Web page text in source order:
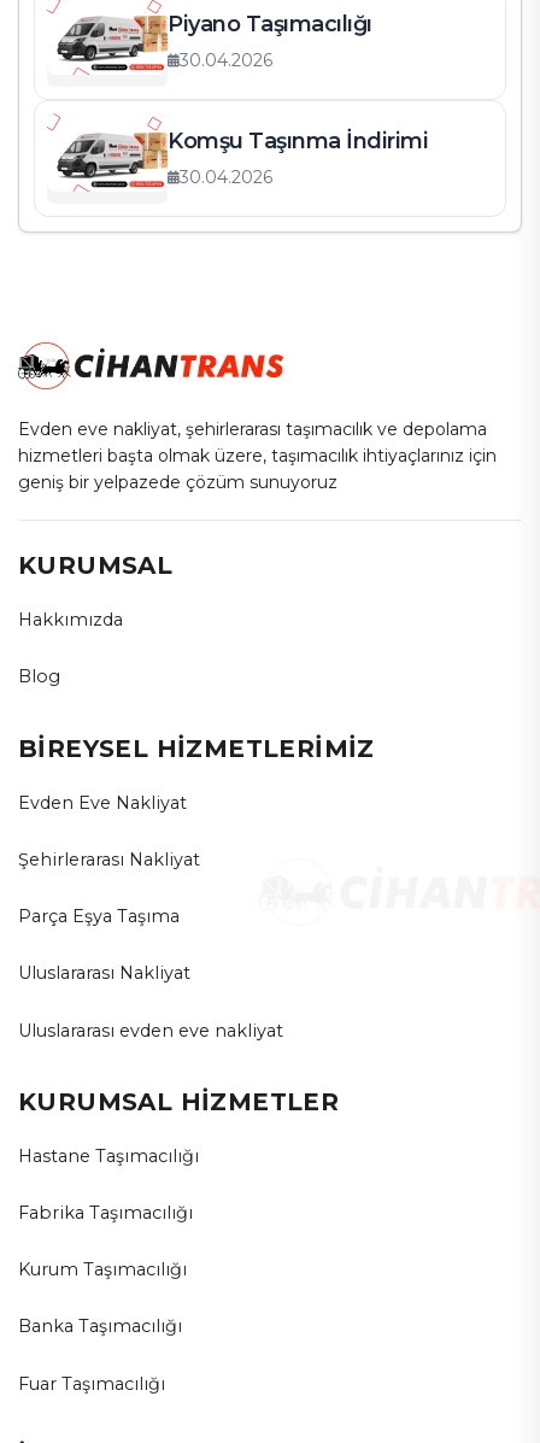
Piyano Taşımacılığı
30.04.2026
Komşu Taşınma İndirimi
30.04.2026
Evden eve nakliyat, şehirlerarası taşımacılık ve depolama
hizmetleri başta olmak üzere, taşımacılık ihtiyaçlarınız için
geniş bir yelpazede çözüm sunuyoruz
KURUMSAL
Hakkımızda
Blog
BİREYSEL HİZMETLERİMİZ
Evden Eve Nakliyat
Şehirlerarası Nakliyat
Parça Eşya Taşıma
Uluslararası Nakliyat
Uluslararası evden eve nakliyat
KURUMSAL HİZMETLER
Hastane Taşımacılığı
Fabrika Taşımacılığı
Kurum Taşımacılığı
Banka Taşımacılığı
Fuar Taşımacılığı